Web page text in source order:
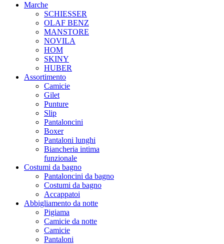
Marche
SCHIESSER
OLAF BENZ
MANSTORE
NOVILA
HOM
SKINY
HUBER
Assortimento
Camicie
Gilet
Punture
Slip
Pantaloncini
Boxer
Pantaloni lunghi
Biancheria intima
funzionale
Costumi da bagno
Pantaloncini da bagno
Costumi da bagno
Accappatoi
Abbigliamento da notte
Pigiama
Camicie da notte
Camicie
Pantaloni